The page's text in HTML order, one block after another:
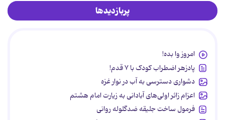
پربازدیدها
امروز وا بده!
پادزهر اضطراب کودک با ۷ قدم!
دشواری دسترسی به آب در نوار غزه
اعزام زائر اولی‌های آبادانی به زیارت امام هشتم
فرمول ساخت جلیقه ضدگلوله روانی